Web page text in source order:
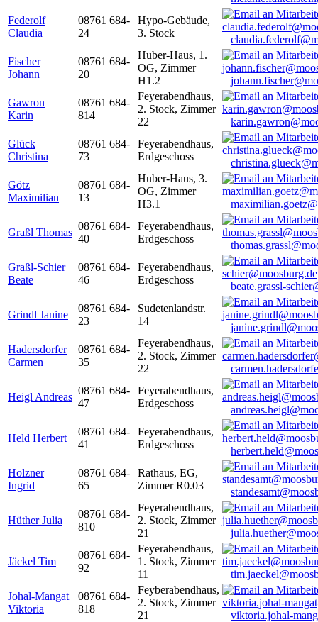
Federolf
Claudia
08761 684-
24
Hypo-Gebäude,
3. Stock
Fischer
Johann
08761 684-
20
Huber-Haus, 1.
OG, Zimmer
H1.2
Gawron
Karin
08761 684-
814
Feyerabendhaus,
2. Stock, Zimmer
22
Glück
Christina
08761 684-
73
Feyerabendhaus,
Erdgeschoss
Götz
Maximilian
08761 684-
13
Huber-Haus, 3.
OG, Zimmer
H3.1
Graßl Thomas
08761 684-
40
Feyerabendhaus,
Erdgeschoss
Graßl-Schier
Beate
08761 684-
46
Feyerabendhaus,
Erdgeschoss
beate.grassl-
Grindl Janine
08761 684-
23
Sudetenlandstr.
14
Hadersdorfer
Carmen
08761 684-
35
Feyerabendhaus,
2. Stock, Zimmer
22
Heigl Andreas
08761 684-
47
Feyerabendhaus,
Erdgeschoss
Held Herbert
08761 684-
41
Feyerabendhaus,
Erdgeschoss
Holzner
Ingrid
08761 684-
65
Rathaus, EG,
Zimmer R0.03
Hüther Julia
08761 684-
810
Feyerabendhaus,
2. Stock, Zimmer
21
Jäckel Tim
08761 684-
92
Feyerabendhaus,
1. Stock, Zimmer
11
Johal-Mangat
Viktoria
08761 684-
818
Feyberabendhaus,
2. Stock, Zimmer
21
viktoria.johal-